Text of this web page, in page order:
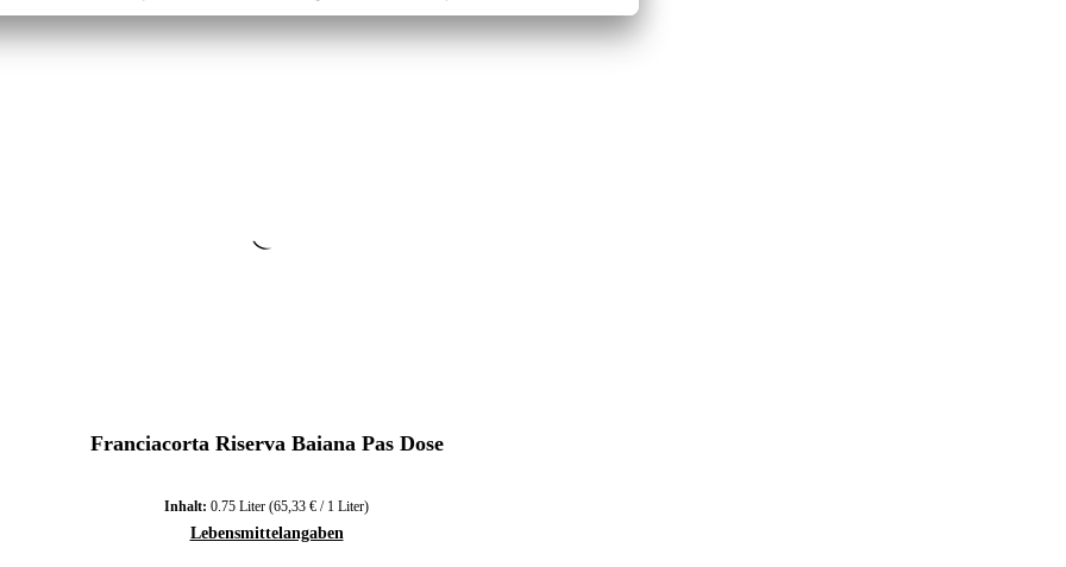
In den Warenkorb
Franciacorta Riserva Baiana Pas Dose
Inhalt: 0.75 Liter (65,33 € / 1 Liter)
Lebensmittelangaben